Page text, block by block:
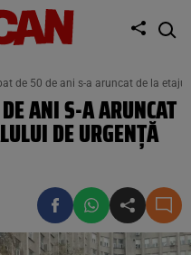
de 50 de ani s-a aruncat de la
ANI S-A ARUNCAT
DE URGENȚĂ